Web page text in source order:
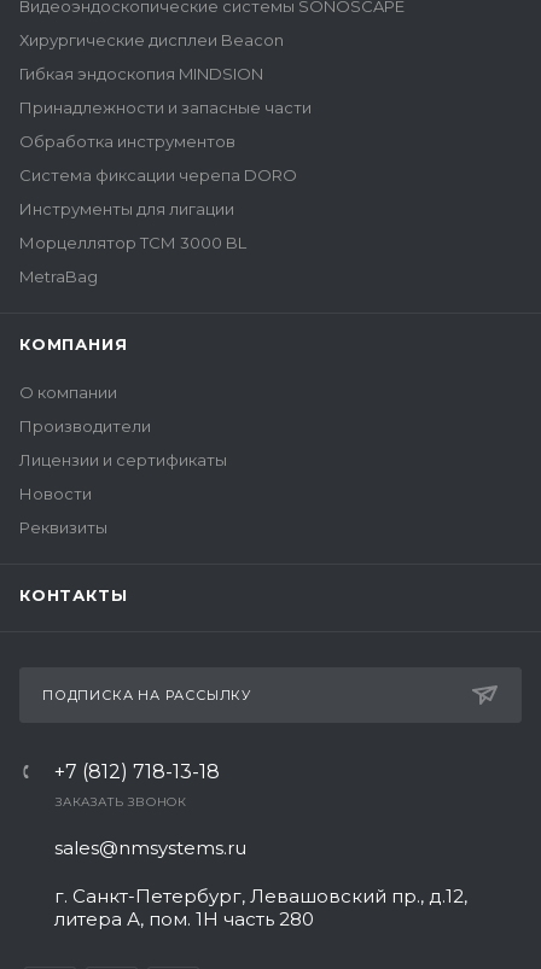
Видеоэндоскопические системы SONOSCAPE
Хирургические дисплеи Beacon
Гибкая эндоскопия MINDSION
Принадлежности и запасные части
Обработка инструментов
Система фиксации черепа DORO
Инструменты для лигации
Морцеллятор ТСМ 3000 BL
MetraBag
КОМПАНИЯ
О компании
Производители
Лицензии и сертификаты
Новости
Реквизиты
КОНТАКТЫ
ПОДПИСКА НА РАССЫЛКУ
+7 (812) 718-13-18
ЗАКАЗАТЬ ЗВОНОК
sales@nmsystems.ru
г. Санкт-Петербург, Левашовский пр., д.12,
литера А, пом. 1Н часть 280